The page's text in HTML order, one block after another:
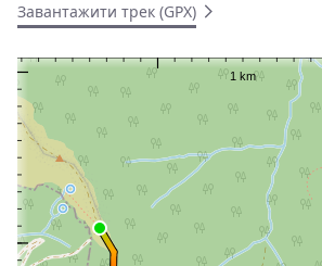
Завантажити трек (GPX)